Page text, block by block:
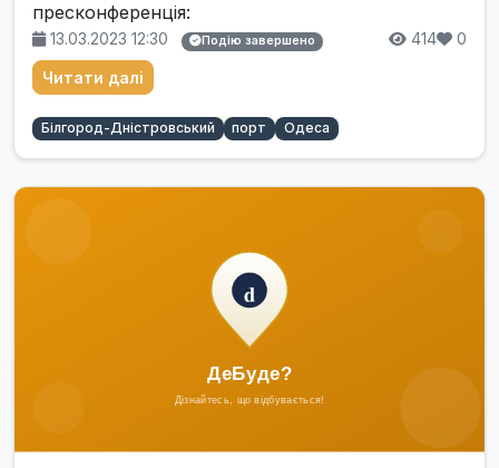
пресконференція:
13.03.2023 12:30 Подію завершено 414 0
Читати далі
Білгород-Дністровський порт Одеса